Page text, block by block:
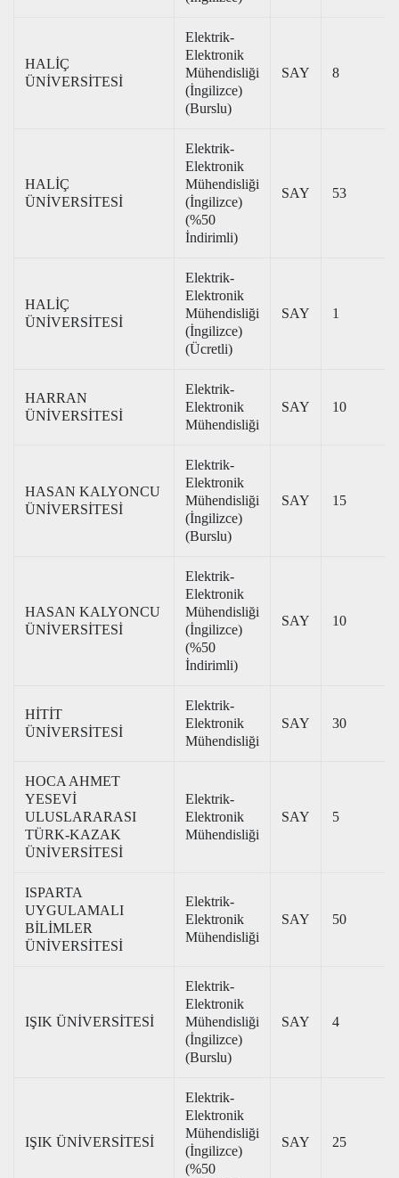
HALİÇ
ÜNİVERSİTESİ
Elektrik-
Elektronik
Mühendisliği
(İngilizce)
(Burslu)
SAY 8
HALİÇ
ÜNİVERSİTESİ
Elektrik-
Elektronik
Mühendisliği
(İngilizce)
(%50
İndirimli)
SAY 53
HALİÇ
ÜNİVERSİTESİ
Elektrik-
Elektronik
Mühendisliği
(İngilizce)
(Ücretli)
SAY 1
HARRAN
ÜNİVERSİTESİ
Elektrik-
Elektronik
Mühendisliği
SAY 10
HASAN KALYONCU
ÜNİVERSİTESİ
Elektrik-
Elektronik
Mühendisliği
(İngilizce)
(Burslu)
SAY 15
HASAN KALYONCU
ÜNİVERSİTESİ
Elektrik-
Elektronik
Mühendisliği
(İngilizce)
(%50
İndirimli)
SAY 10
HİTİT
ÜNİVERSİTESİ
Elektrik-
Elektronik
Mühendisliği
SAY 30
HOCA AHMET
YESEVİ
ULUSLARARASI
TÜRK-KAZAK
ÜNİVERSİTESİ
Elektrik-
Elektronik
Mühendisliği
SAY 5
ISPARTA
UYGULAMALI
BİLİMLER
ÜNİVERSİTESİ
Elektrik-
Elektronik
Mühendisliği
SAY 50
IŞIK ÜNİVERSİTESİ
Elektrik-
Elektronik
Mühendisliği
(İngilizce)
(Burslu)
SAY 4
IŞIK ÜNİVERSİTESİ
Elektrik-
Elektronik
Mühendisliği
(İngilizce)
(%50
SAY 25